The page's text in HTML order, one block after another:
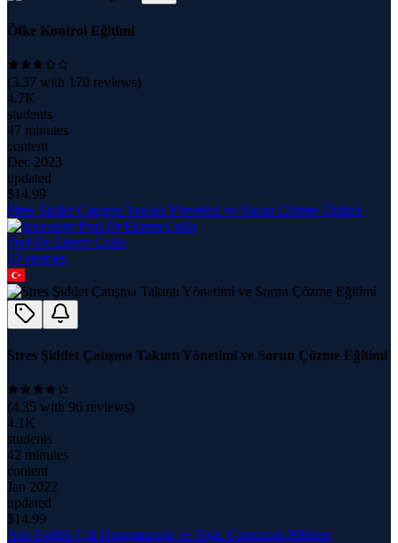
Öfke Kontrol Eğitimi
(3.37 with 170 reviews)
4.7K
students
47 minutes
content
Dec 2023
updated
$14.99
Stres Şiddet Çatışma Takıntı Yönetimi ve Sorun Çözme Eğitimi
Prof Dr Ekrem Çulfa
10 courses
Stres Şiddet Çatışma Takıntı Yönetimi ve Sorun Çözme Eğitimi
(4.35 with 96 reviews)
4.1K
students
42 minutes
content
Jan 2022
updated
$14.99
Aile Evlilik Çift Danışmanlığı ve İlişki Uzmanlığı Eğitimi